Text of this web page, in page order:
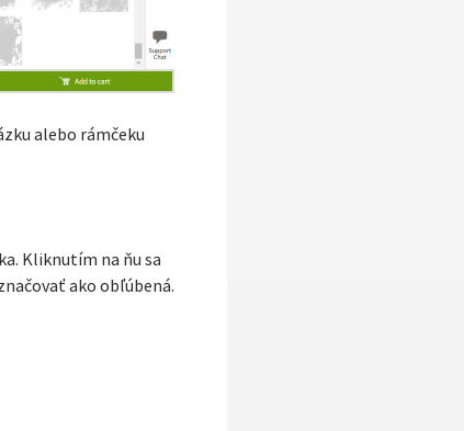
alebo rámčeku
Kliknutím na ňu sa
ako obľúbená.